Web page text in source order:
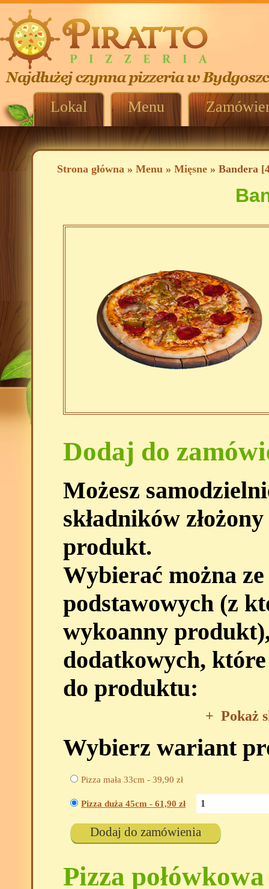
Lokal Menu
Strona główna » Menu » Mięsne » Bandera
Dodaj do
Możesz
składników
produkt.
Wybierać można
podstawowych (z
wykoanny
dodatkowych,
do produktu:
+ Pokaż
Wybierz wariant
Pizza mała 33cm - 39,90 zł
Pizza duża 45cm - 61,90 zł
Dodaj do zamówienia
Pizza połówkowa